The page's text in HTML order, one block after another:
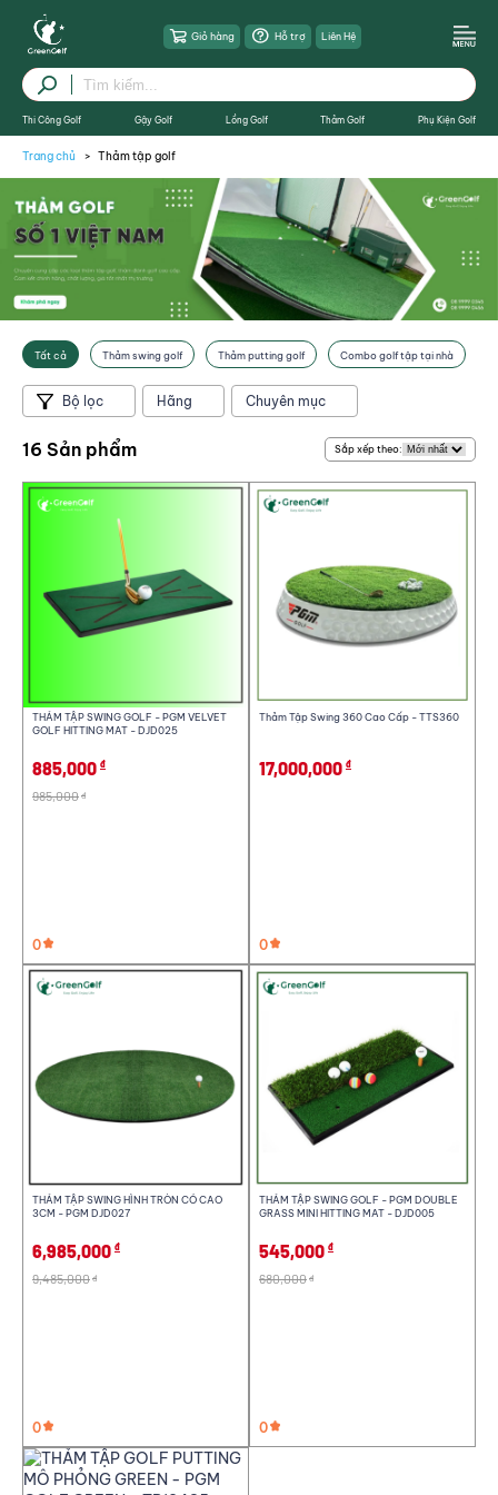
Giỏ hàng Hỗ trợ Liên Hệ
Thi Công Golf Gậy Golf Lồng Golf Thảm Golf Phụ Kiện Golf
Trang chủ Thảm tập golf
Tất cả Thảm swing golf Thảm putting golf Combo golf tập tại nhà
Bộ lọc Hãng Chuyên mục
Độ tuổi
9-12
13-15 Trên 15
Màu sắc
16 Sản phẩm Sắp xếp theo:
THẢM TẬP SWING GOLF - PGM VELVET
GOLF HITTING MAT - DJD025
885,000 đ
985,000 đ
0
Thảm Tập Swing 360 Cao Cấp - TTS360
17,000,000 đ
0
THẢM TẬP SWING HÌNH TRÒN CỎ CAO
3CM - PGM DJD027
6,985,000 đ
9,485,000 đ
0
THẢM TẬP SWING GOLF - PGM DOUBLE
GRASS MINI HITTING MAT - DJD005
545,000 đ
680,000 đ
0